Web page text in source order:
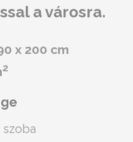
a városra.
x 200 cm
2